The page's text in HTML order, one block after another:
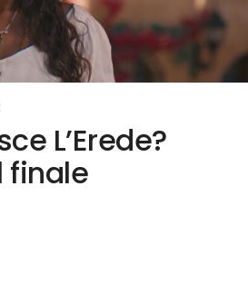
L’Erede?
finale